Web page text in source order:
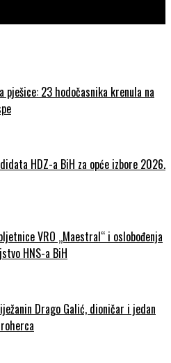
pješice: 23 hodočasnika krenula na
HDZ-a BiH za opće izbore 2026.
VRO „Maestral“ i oslobođenja
HNS-a BiH
Drago Galić, dioničar i jedan